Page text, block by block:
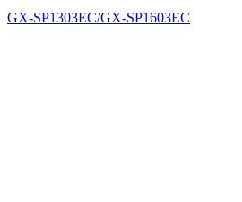
GX-SP1303EC/GX-SP1603EC